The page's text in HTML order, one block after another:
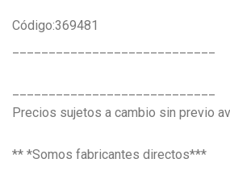
Código:369481
Precios sujetos a cambio sin previo
** *Somos fabricantes directos***